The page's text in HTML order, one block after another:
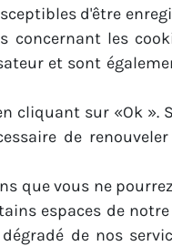
d'être
concernant les
et sont
cliquant sur «Ok ».
de
que vous ne
espaces de notre
de nos